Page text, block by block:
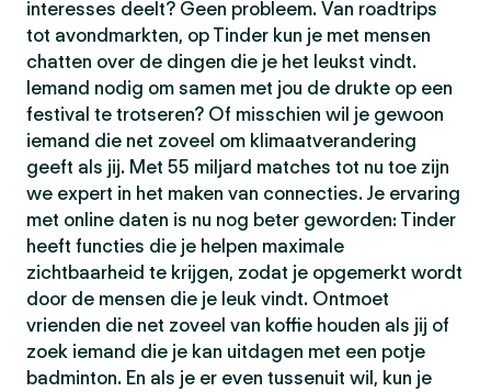
interesses deelt? Geen probleem. Van roadtrips
tot avondmarkten, op Tinder kun je met mensen
chatten over de dingen die je het leukst vindt.
Iemand nodig om samen met jou de drukte op een
festival te trotseren? Of misschien wil je gewoon
iemand die net zoveel om klimaatverandering
geeft als jij. Met 55 miljard matches tot nu toe zijn
we expert in het maken van connecties. Je ervaring
met online daten is nu nog beter geworden: Tinder
heeft functies die je helpen maximale
zichtbaarheid te krijgen, zodat je opgemerkt wordt
door de mensen die je leuk vindt. Ontmoet
vrienden die net zoveel van koffie houden als jij of
zoek iemand die je kan uitdagen met een potje
badminton. En als je er even tussenuit wil, kun je